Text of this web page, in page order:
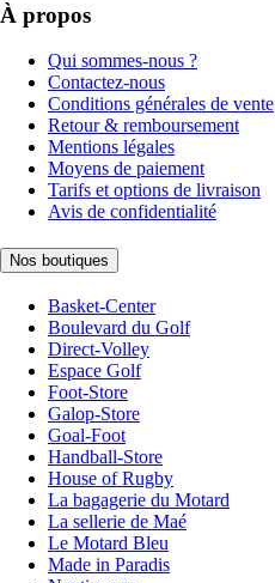
À propos
Qui sommes-nous ?
Contactez-nous
Conditions générales de vente
Retour & remboursement
Mentions légales
Moyens de paiement
Tarifs et options de livraison
Avis de confidentialité
Nos boutiques
Basket-Center
Boulevard du Golf
Direct-Volley
Espace Golf
Foot-Store
Galop-Store
Goal-Foot
Handball-Store
House of Rugby
La bagagerie du Motard
La sellerie de Maé
Le Motard Bleu
Made in Paradis